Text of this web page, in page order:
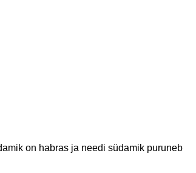
on habras ja needi südamik puruneb